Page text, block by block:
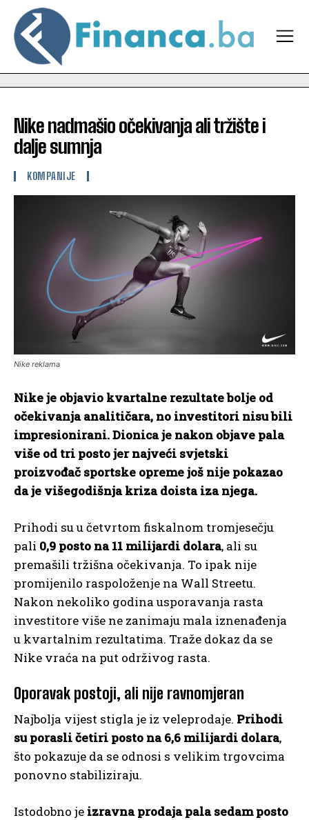
Nike nadmašio očekivanja ali tržište i
dalje sumnja
KOMPANIJE
Nike reklama
Nike je objavio kvartalne rezultate bolje od
očekivanja analitičara, no investitori nisu bili
impresionirani. Dionica je nakon objave pala
više od tri posto jer najveći svjetski
proizvođač sportske opreme još nije pokazao
da je višegodišnja kriza doista iza njega.
Prihodi su u četvrtom fiskalnom tromjesečju
pali 0,9 posto na 11 milijardi dolara, ali su
premašili tržišna očekivanja. To ipak nije
promijenilo raspoloženje na Wall Streetu.
Nakon nekoliko godina usporavanja rasta
investitore više ne zanimaju mala iznenađenja
u kvartalnim rezultatima. Traže dokaz da se
Nike vraća na put održivog rasta.
Oporavak postoji, ali nije ravnomjeran
Najbolja vijest stigla je iz veleprodaje. Prihodi
su porasli četiri posto na 6,6 milijardi dolara,
što pokazuje da se odnosi s velikim trgovcima
ponovno stabiliziraju.
Istodobno je izravna prodaja pala sedam posto